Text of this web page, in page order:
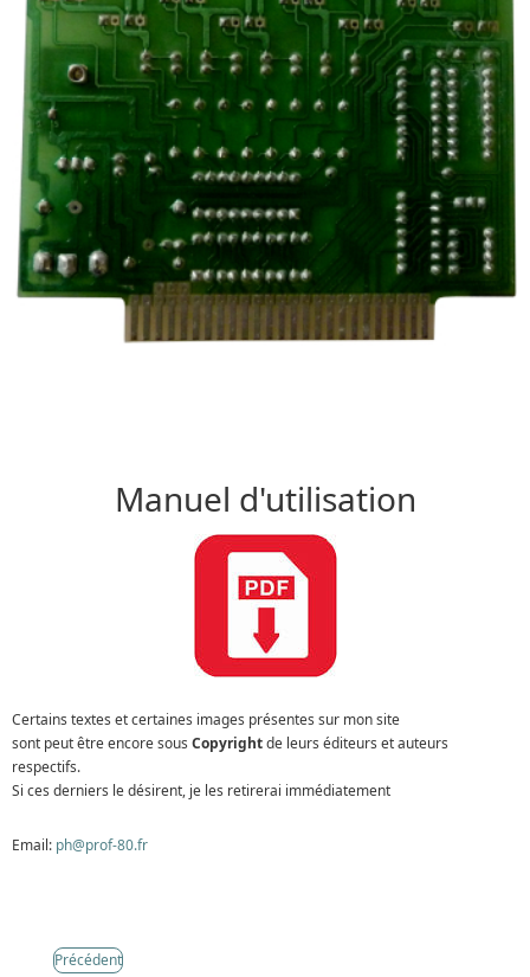
Manuel d'utilisation
Certains textes et certaines images présentes sur mon site
sont peut être encore sous Copyrightde leurs éditeurs et auteurs
respectifs.
Si ces derniers le désirent, je les retirerai immédiatement
Email: ph@prof-80.fr
Précédent